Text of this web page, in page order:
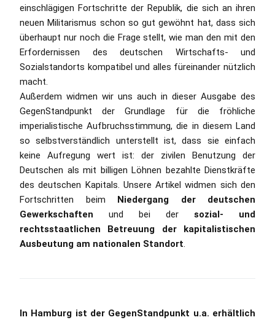
einschlägigen Fortschritte der Republik, die sich an ihren
neuen Militarismus schon so gut gewöhnt hat, dass sich
überhaupt nur noch die Frage stellt, wie man den mit den
Erfordernissen des deutschen Wirtschafts- und
Sozialstandorts kompatibel und alles füreinander nützlich
macht.
Außerdem widmen wir uns auch in dieser Ausgabe des
GegenStandpunkt der Grundlage für die fröhliche
imperialistische Aufbruchsstimmung, die in diesem Land
so selbstverständlich unterstellt ist, dass sie einfach
keine Aufregung wert ist: der zivilen Benutzung der
Deutschen als mit billigen Löhnen bezahlte Dienstkräfte
des deutschen Kapitals. Unsere Artikel widmen sich den
Fortschritten beim Niedergang der deutschen
Gewerkschaften und bei der sozial- und
rechtsstaatlichen Betreuung der kapitalistischen
Ausbeutung am nationalen Standort.
In Hamburg ist der GegenStandpunkt u.a. erhältlich